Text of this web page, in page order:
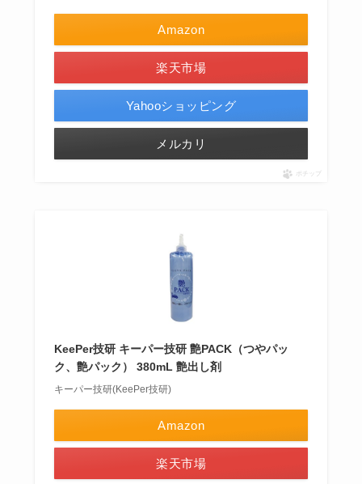
Amazon
楽天市場
Yahooショッピング
メルカリ
ポチップ
KeePer技研 キーパー技研 艶PACK（つやパッ
ク、艶パック） 380mL 艶出し剤
キーパー技研(KeePer技研)
Amazon
楽天市場